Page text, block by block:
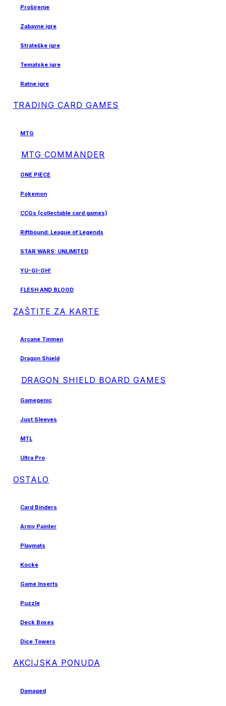
Proširenje
Zabavne igre
Strateške igre
Tematske igre
Ratne igre
TRADING CARD GAMES
MTG
MTG COMMANDER
ONE PIECE
Pokemon
CCGs (collectable card games)
Riftbound: League of Legends
STAR WARS: UNLIMITED
YU-GI-OH!
FLESH AND BLOOD
ZAŠTITE ZA KARTE
Arcane Tinmen
Dragon Shield
DRAGON SHIELD BOARD GAMES
Gamegenic
Just Sleeves
MTL
Ultra Pro
OSTALO
Card Binders
Army Painter
Playmats
Kocke
Game Inserts
Puzzle
Deck Boxes
Dice Towers
AKCIJSKA PONUDA
Damaged